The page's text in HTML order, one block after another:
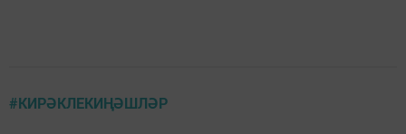
#КИРӘКЛЕКИҢӘШЛӘР